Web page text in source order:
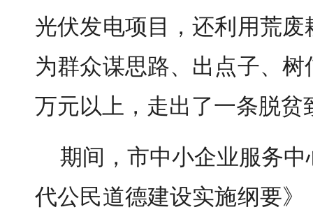
光伏发电项目，还利用荒
为群众谋思路、出点子、
万元以上，走出了一条脱贫
期间，市中小企业服务
代公民道德建设实施纲要